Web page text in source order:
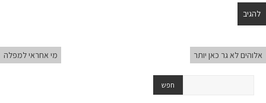
אלוהים לא גר כאן יותר מי אחראי למפלה